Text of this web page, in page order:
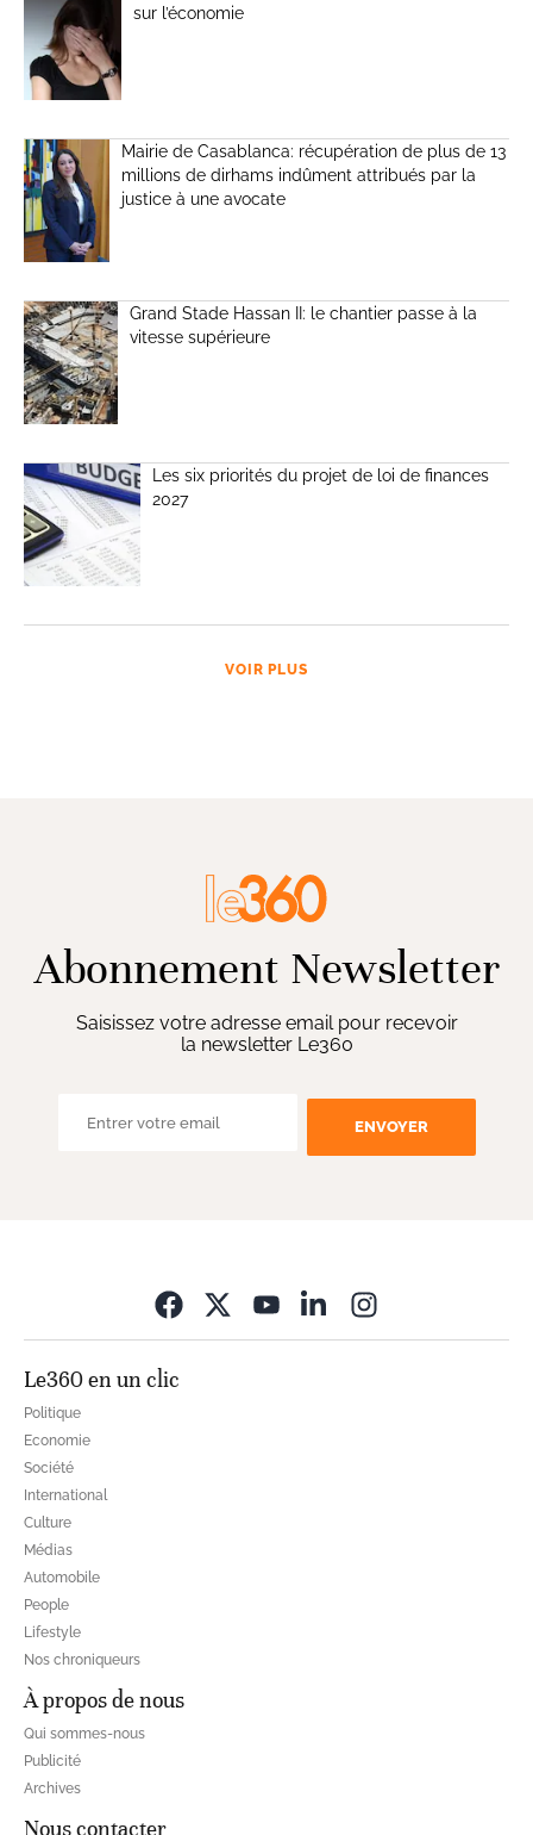
sur l’économie
Mairie de Casablanca: récupération de plus de 13
millions de dirhams indûment attribués par la
justice à une avocate
Grand Stade Hassan II: le chantier passe à la
vitesse supérieure
Les six priorités du projet de loi de finances
2027
VOIR PLUS
Abonnement Newsletter
Saisissez votre adresse email pour recevoir
la newsletter Le360
ENVOYER
Le360 en un clic
Politique
Economie
Société
International
Culture
Médias
Automobile
People
Lifestyle
Nos chroniqueurs
À propos de nous
Qui sommes-nous
Publicité
Archives
Nous contacter